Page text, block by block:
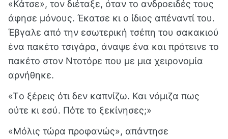
«Κάτσε», τον διέταξε, όταν το ανδροειδές τους
άφησε μόνους. Έκατσε κι ο ίδιος απέναντί του.
Έβγαλε από την εσωτερική τσέπη του σακακιού
ένα πακέτο τσιγάρα, άναψε ένα και πρότεινε το
πακέτο στον Ντοτόρε που με μια χειρονομία
αρνήθηκε.
«Tο ξέρεις ότι δεν καπνίζω. Και νόμιζα πως
ούτε κι εσύ. Πότε το ξεκίνησες;»
«Μόλις τώρα προφανώς», απάντησε